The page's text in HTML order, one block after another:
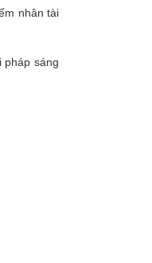
nhân tài
pháp sáng